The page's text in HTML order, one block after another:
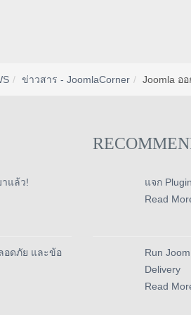
ข่าวสาร - JoomlaCorner Joomla อ
าแล้ว!
อดภัย และข้อ
แจก
Read
Run
Delivery
Read